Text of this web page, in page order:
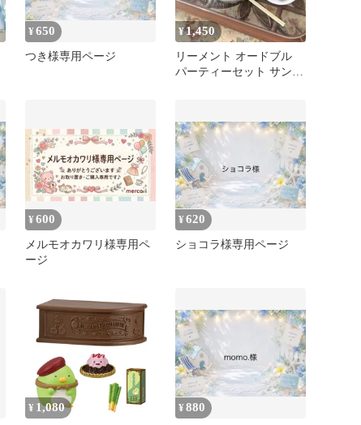
¥650
つき様専用ページ
¥1,450
リーメント オードブル
パーティーセット サンド
¥600
メルモオカワリ様専用ペ
ージ
¥620
ショコラ様専用ページ
¥ 1,080 ¥880